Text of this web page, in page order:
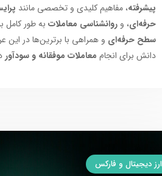
پیشرفته، مفاهیم کلیدی و تخصصی مانند
حرفه‌ای، و روانشناسی معاملات به طور
سطح حرفه‌ای و همراهی با برترین‌ها در این
دانش برای انجام معاملات موفقانه و سودآور
ارز دیجیتال و فارکس